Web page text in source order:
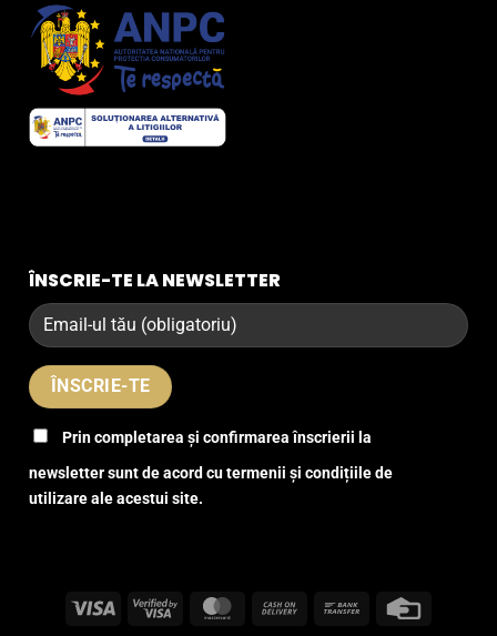
ÎNSCRIE-TE LA NEWSLETTER
Prin completarea și confirmarea înscrierii la
newsletter sunt de acord cu termenii și condițiile de
utilizare ale acestui site.
Visa
Visa
MasterCardCash
Bank